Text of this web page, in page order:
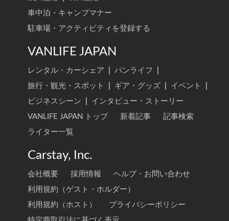
車中泊・キャンプマナー
駐車場・アクティビティを登録する
VANLIFE JAPAN
レンタル・カーシェア バンライフ
旅行・観光・スポット
ギア・グッズ イベント
ビジネスシーン
インタビュー・ストーリー
VANLIFE JAPAN トップ
新着記事
記事検索
ライター一覧
Carstay, Inc.
会社概要 採用情報
ヘルプ・お問い合わせ
利用規約（ゲスト・ホルダー）
利用規約（ホスト）
プライバシーポリシー